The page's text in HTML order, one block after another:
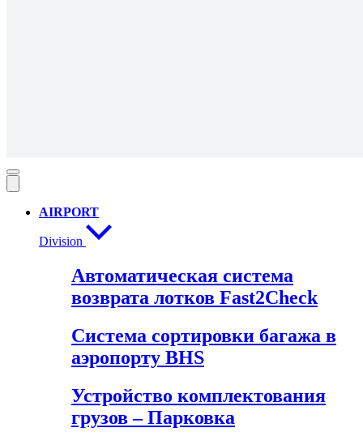
AIRPORT
Division
Автоматическая система
возврата лотков Fast2Check
Система сортировки багажа в
аэропорту BHS
Устройство комплектования
грузов – Парковка